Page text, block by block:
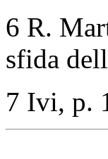
6 R.
sfida
7 Ivi, p.